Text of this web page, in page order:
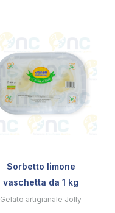
Sorbetto limone
vaschetta da 1 kg
Gelato artigianale Jolly